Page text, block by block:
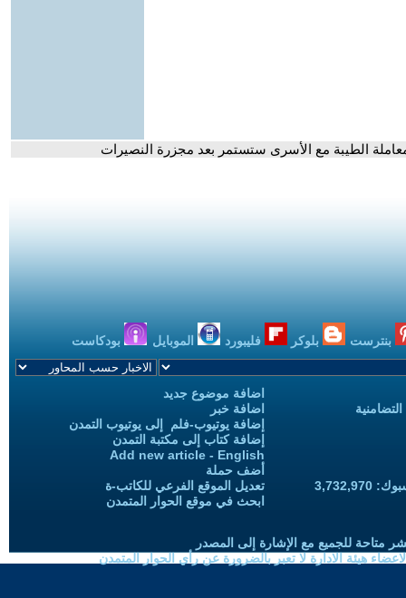
الطيبة مع الأسرى ستستمر بعد مجزرة النصيرات
بنترست بلوكر فليبورد الموبايل بودكاست
اضافة موضوع جديد
اضافة خبر
إضافة يوتيوب-فلم إلى يوتيوب التمدن
إضافة كتاب إلى مكتبة التمدن
Add new article - English
أضف حملة
تعديل الموقع الفرعي للكاتب-ة
ابحث في موقع الحوار المتمدن
متاحة للجميع مع الإشارة إلى المصدر
هيئة الادارة لا تعبر بالضرورة عن رأي الحوار المتمدن